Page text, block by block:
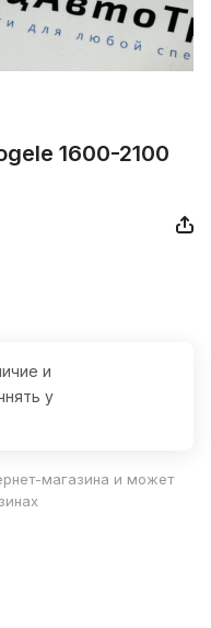
1600-2100
и
у
магазина и может